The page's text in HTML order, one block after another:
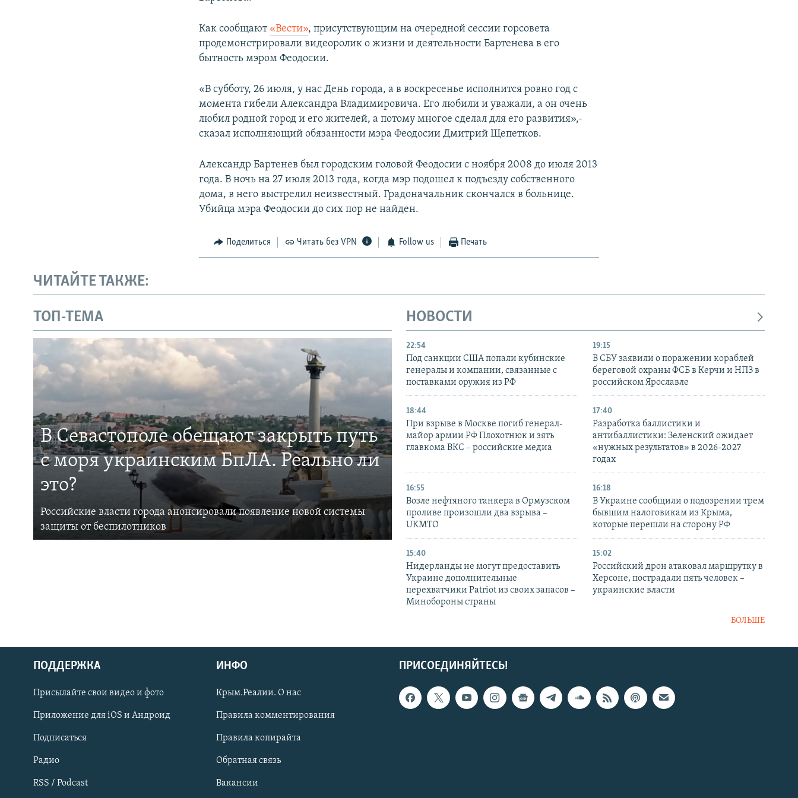
Українською
Qırımtatar
ПРИСОЕДИНЯЙТЕСЬ!
Как сообщают «Вести», присутствующим на очередной сессии горсовета
продемонстрировали видеоролик о жизни и деятельности Бартенева в его
бытность мэром Феодосии.
«В субботу, 26 июля, у нас День города, а в воскресенье исполнится ровно год с
момента гибели Александра Владимировича. Его любили и уважали, а он очень
любил родной город и его жителей, а потому многое сделал для его развития»,-
сказал исполняющий обязанности мэра Феодосии Дмитрий Щепетков.
Александр Бартенев был городским головой Феодосии с ноября 2008 до июля 2013
года. В ночь на 27 июля 2013 года, когда мэр подошел к подъезду собственного
дома, в него выстрелил неизвестный. Градоначальник скончался в больнице.
Убийца мэра Феодосии до сих пор не найден.
Поделиться Читать без VPN Follow us Печать
ЧИТАЙТЕ ТАКЖЕ:
ТОП-ТЕМА
В Севастополе обещают закрыть путь
с моря украинским БпЛА. Реально ли
это?
Российские власти города анонсировали появление новой системы
защиты от беспилотников
НОВОСТИ
22:54
Под санкции США попали кубинские
генералы и компании, связанные с
поставками оружия из РФ
19:15
В СБУ заявили о поражении кораблей
береговой охраны ФСБ в Керчи и НПЗ в
российском Ярославле
18:44
При взрыве в Москве погиб генерал-
майор армии РФ Плохотнюк и зять
главкома ВКС – российские медиа
17:40
Разработка баллистики и
антибаллистики: Зеленский ожидает
«нужных результатов» в 2026-2027
годах
16:55
Возле нефтяного танкера в Ормузском
проливе произошли два взрыва –
UKMTO
16:18
В Украине сообщили о подозрении трем
бывшим налоговикам из Крыма,
которые перешли на сторону РФ
15:40
Нидерланды не могут предоставить
Украине дополнительные
перехватчики Patriot из своих запасов –
Минобороны страны
15:02
Российский дрон атаковал маршрутку в
Херсоне, пострадали пять человек –
украинские власти
БОЛЬШЕ
ПРИСОЕДИНЯЙТЕСЬ!
ПОДДЕРЖКА
Присылайте свои видео и фото
Приложение для iOS и Андроид
Подписаться
Радио
RSS / Podcast
ИНФО
Крым.Реалии. О нас
Правила комментирования
Правила копирайта
Обратная связь
Вакансии